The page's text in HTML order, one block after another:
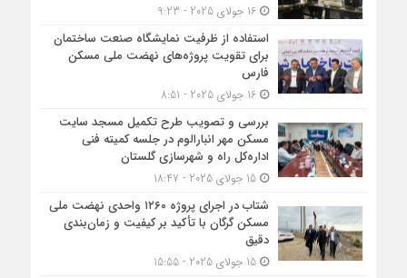
16 جولای 2025 - 9:23
استفاده از ظرفیت نمایشگاه صنعت ساختمان
برای تقویت پروژه‌های نهضت ملی مسکن
فارس
16 جولای 2025 - 8:51
بررسی و تصویب طرح تکمیل مسجد سایت
مسکن مهر انبارالوم در جلسه کمیته فنی
اداره‌کل راه و شهرسازی گلستان
15 جولای 2025 - 18:47
شتاب در اجرای پروژه ۱۲۶۰ واحدی نهضت ملی
مسکن گرگان با تأکید بر کیفیت و زمان‌بندی
دقیق
15 جولای 2025 - 15:55